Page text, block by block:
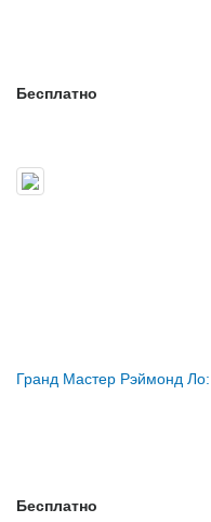
Бесплатно
Гранд Мастер Рэймонд
Бесплатно